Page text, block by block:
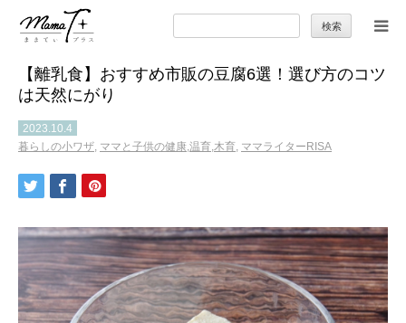
索:
【離乳食】おすすめ市販の豆腐6選！選び方のコツ
は天然にがり
2023.10.4
暮らしの小ワザ, ママと子供の健康,温育,木育, ママライターRISA
トップ
ママのカラダとココロ
セカンドキャリア
暮らしの小ワザ
子育て